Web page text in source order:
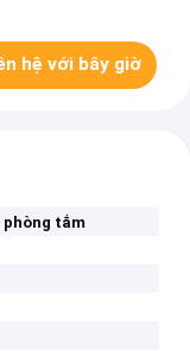
hệ với bây giờ
tắm